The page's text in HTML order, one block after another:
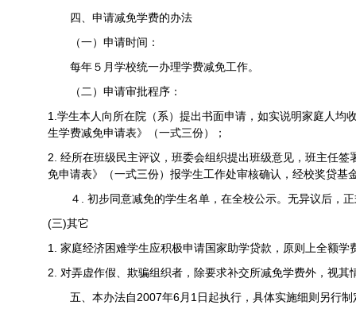
四、申请减免学费的办法
（一）申请时间：
每年５月学校统一办理学费减免工作。
（二）申请审批程序：
1. 学生本人向所在院（系）提出书面申请，如实说明家庭人均
生学费减免申请表》（一式三份）；
2. 经所在班级民主评议，班委会组织提出班级意见，班主任
免申请表》（一式三份）报学生工作处审核确认，经校奖贷基
４
初步同意减免的学生名单，在全校公示。无异议后，
(三)其它
1. 家庭经济困难学生应积极申请国家助学贷款，原则上全额学
2. 对弄虚作假、欺骗组织者，除要求补交所减免学费外，视其
五、本办法自2007年6月 1 日起执行，具体实施细则另行